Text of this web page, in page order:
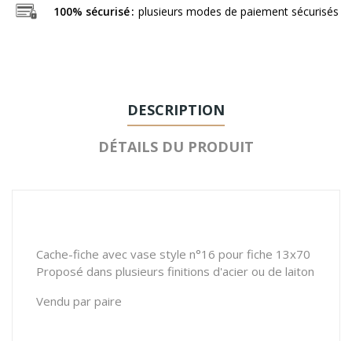
100% sécurisé plusieurs modes de paiement sécurisés
DESCRIPTION
DÉTAILS DU PRODUIT
Cache-fiche avec vase style n°16 pour fiche 13x70
Proposé dans plusieurs finitions d'acier ou de laiton
Vendu par paire